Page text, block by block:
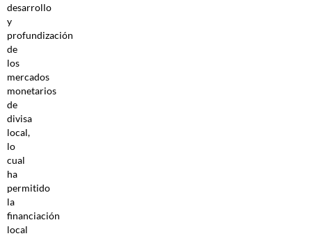
desarrollo
y
profundización
de
los
mercados
monetarios
de
divisa
local,
lo
cual
ha
permitido
la
financiación
local